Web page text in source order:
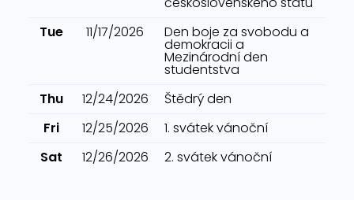
Tue
11/17/2026 Den boje za svobodu a
demokracii a
Mezinárodní den
studentstva
Thu
12/24/2026
Štědrý den
Fri
12/25/2026
1. svátek vánoční
Sat
12/26/2026 2. svátek vánoční